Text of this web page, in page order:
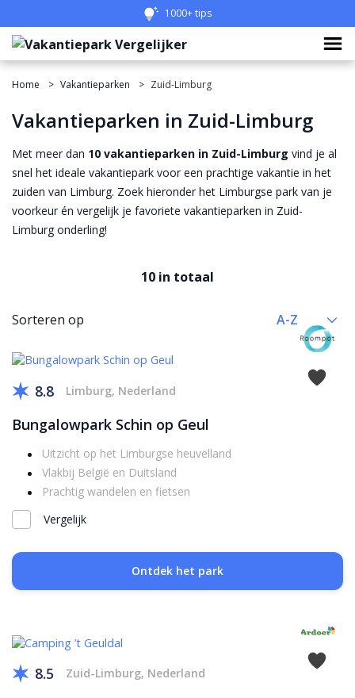
1000+ tips
Home Vakantieparken Zuid-Limburg
Vakantieparken in Zuid-Limburg
Met meer dan 10 vakantieparken in Zuid-Limburg vind je al
snel het ideale vakantiepark voor een prachtige vakantie in het
zuiden van Limburg. Zoek hieronder het Limburgse park van je
voorkeur én vergelijk je favoriete vakantieparken in Zuid-
Limburg onderling!
10 in totaal
Sorteren op
8.8 Limburg, Nederland
Bungalowpark Schin op Geul
Uitzicht op het Limburgse heuvelland
Vlakbij België en Duitsland
Prachtig wandelen en fietsen
Vergelijk
Ontdek het park
8.5 Zuid-Limburg, Nederland